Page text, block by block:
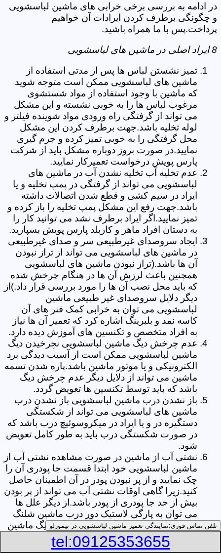
در ادامه به بررسی برخی خرابی های ماشین لباسشویی
و چگونگی برطرف کردن ایرادات آن خواهیم
پرداخت.پس با ما همراه باشید.
8 ایراد اصلی در ماشین های لباسشویی
تمیز نشستن لباس ها پس از مدتی استفاده از
ماشین های لباسشویی ممکن است متوجه شوید
که ماشین با وجود استفاده از مواد شستشوی
مرغوب لباس ها را به خوبی نشسته و این مشکل
می تواند از گرفتگی راه ورودی مواد شوینده فیلتر و
لوله تخلیه باشد.جهت برطرف کردن این مشکل
محل گرفتگی را به خوبی تمیز کرده و جرم گیری
نمایید.در صورت بروز دوباره مشکل باید از شرکت
پارس پویش درخواست تعمیرکار نمایید.
عدم تخلیه آب تخلیه نشدن آب در ماشین های
لباسشویی می تواند از گرفتگی در پمپ تخلیه و یا
ایراد در سیم کشی و قطع شدن اتصالات داشته
باشد.جهت رفع این مشکل پمپ تخلیه را باز کرده و
تمیز نمایید.اگر ایراد برطرف نشد می توانید کار را
به دستان افراد ماهر و کاربلد پارس پویش بسپارید.
ایجاد سروصدای غیرطبیعی سر و صدای غیرطبیعی
در ماشین های لباسشویی می تواند از تراز نبودن
آن ها باشد.(تراز نبودن ماشین های لباسشویی
همچنین باعث لرزش آن ها در هنگام چرخش شده
که باید محل نصب آن ها را مورد بررسی قرار داد.)از
دیگر دلایل سروصدای غیر طبیعی ماشین
لباسشویی می توان به خرابی کمک فنر های آن
کاسه نمد و بلبرینگ اشاره کرد که تعمیر آن ها نیاز
به افراد متخصص و تکنسین های آموزش دیده دارد.
عدم چرخش دیگ ماشین لباسشویی نچرخیدن دیگ
ماشین لباسشویی ممکن است از آسیب دیدگی برد
الکترونیکی و یا موتور ماشین باشد.پاره شدن تسمه
ماشین می تواند از دلایل دیگر عدم چرخش دیگ
باشد که باید توسط تکنسین ها تعویض گردد.
باز نشدن درب ماشین لباسشویی باز نشدن درب
ماشین های لباسشویی می تواند از شکستگی
دستگیره در و یا ایراد در میکروسوئیچ درب باشد که
در صورت شکستگی درب باید به طور کامل تعویض
شود.
نشتی آب از ماشین در صورت مشاهده نشتی آب از
ماشین لباسشویی خود ابتدا قسمت جا پودری آن را
چک نمایید و از پر نبودن پودر در آن اطمینان حاصل
کنید.زیرا گاهی اوقات نشتی آب می تواند از پر بودن
بیش از حد جا پودری از پودر باشد.از دیگر علل ها
می توان به پارگی لاستیک دور درب ماشین شلنگ
تخلیه خرطومی زیر دیگ و یا شکستگی دیگ ماشین
های لباسشویی اشاره کرد.
خشک نکردن لباس ها یکی از بیشترین علل های
تلفن تماس فوری:نمایندگی تعمیر ماشین لباسشویی در تیمورلو
tel:09125353655